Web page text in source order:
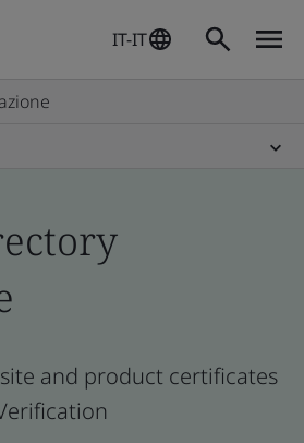
IT-IT
and product certificates